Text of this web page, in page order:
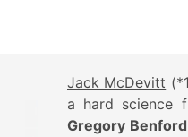
Jack McDevitt
a hard science
Gregory Benford